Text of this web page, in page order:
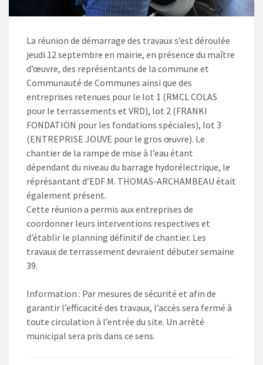
La réunion de démarrage des travaux s’est déroulée
jeudi 12 septembre en mairie, en présence du maître
d’œuvre, des représentants de la commune et
Communauté de Communes ainsi que des
entreprises retenues pour le lot 1 (RMCL COLAS
pour le terrassements et VRD), lot 2 (FRANKI
FONDATION pour les fondations spéciales), lot 3
(ENTREPRISE JOUVE pour le gros œuvre). Le
chantier de la rampe de mise à l’eau étant
dépendant du niveau du barrage hydorélectrique, le
réprésantant d’EDF M. THOMAS-ARCHAMBEAU était
également présent.
Cette réunion a permis aux entreprises de
coordonner leurs interventions respectives et
d’établir le planning définitif de chantier. Les
travaux de terrassement devraient débuter semaine
39.
Information : Par mesures de sécurité et afin de
garantir l’efficacité des travaux, l’accès sera fermé à
toute circulation à l’entrée du site. Un arrêté
municipal sera pris dans ce sens.